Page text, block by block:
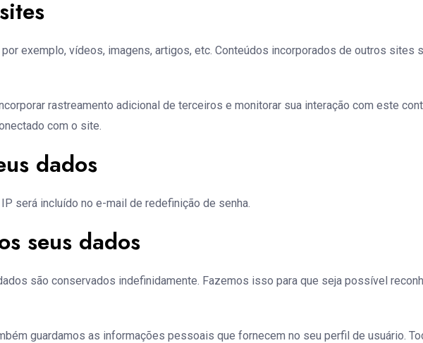
exemplo, vídeos, imagens, artigos, etc. Conteúdos incorporados de outros sites
rastreamento adicional de terceiros e monitorar sua interação com este
com o site.
dados
será incluído no e-mail de redefinição de senha.
seus dados
são conservados indefinidamente. Fazemos isso para que seja possível
guardamos as informações pessoais que fornecem no seu perfil de usuário.